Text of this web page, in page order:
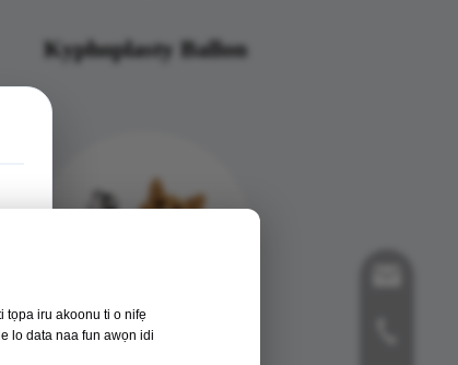
Kyphoplasty Ballon
tọpa iru akoonu ti o nifẹ
lo data naa fun awọn idi